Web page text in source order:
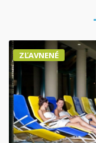
ZĽAVNENÉ